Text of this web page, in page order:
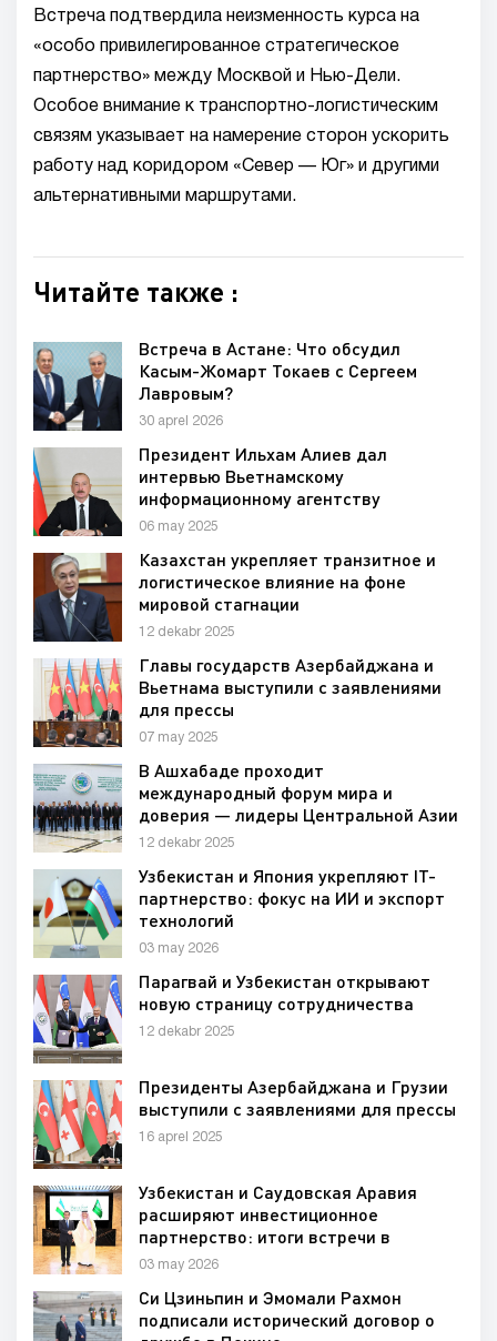
Встреча подтвердила неизменность курса на
«особо привилегированное стратегическое
партнерство» между Москвой и Нью-Дели.
Особое внимание к транспортно-логистическим
связям указывает на намерение сторон ускорить
работу над коридором «Север — Юг» и другими
альтернативными маршрутами.
Читайте также :
Встреча в Астане: Что обсудил
Касым-Жомарт Токаев с Сергеем
Лавровым?
30 aprel 2026
Президент Ильхам Алиев дал
интервью Вьетнамскому
информационному агентству
06 may 2025
Казахстан укрепляет транзитное и
логистическое влияние на фоне
мировой стагнации
12 dekabr 2025
Главы государств Азербайджана и
Вьетнама выступили с заявлениями
для прессы
07 may 2025
В Ашхабаде проходит
международный форум мира и
доверия — лидеры Центральной Азии
и мира обсуждают устойчивое
12 dekabr 2025
Узбекистан и Япония укрепляют IT-
партнерство: фокус на ИИ и экспорт
технологий
03 may 2026
Парагвай и Узбекистан открывают
новую страницу сотрудничества
12 dekabr 2025
Президенты Азербайджана и Грузии
выступили с заявлениями для прессы
16 aprel 2025
Узбекистан и Саудовская Аравия
расширяют инвестиционное
партнерство: итоги встречи в
Ташкенте
03 may 2026
Си Цзиньпин и Эмомали Рахмон
подписали исторический договор о